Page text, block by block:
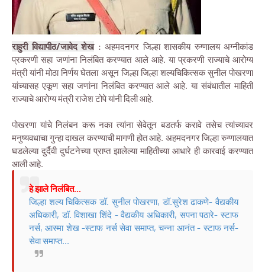
राहुरी विद्यापीठ/जावेद शेख: अहमदनगर जिल्हा शासकीय रुग्णालय अग्नीकांड
प्रकरणी सहा जणांना निलंबित करण्यात आले आहे. या प्रकरणी राज्याचे आरोग्य
मंत्री यांनी मोठा निर्णय घेतला असून जिल्हा जिल्हा शल्यचिकित्सक सुनील पोखरणा
यांच्यासह एकूण सहा जणांना निलंबित करण्यात आले आहे. या संबंधातील माहिती
राज्याचे आरोग्य मंत्री राजेश टोपे यांनी दिली आहे.
पोखरणा यांचे निलंबन करू नका त्यांना सेवेतून बडतर्फ करावे तसेच त्यांच्यावर
मनुष्यवधाचा गुन्हा दाखल करण्याची मागणी होत आहे. अहमदनगर जिल्हा रुग्णालयात
घडलेल्या दुर्दैवी दुर्घटनेच्या प्राप्त झालेल्या माहितीच्या आधारे ही कारवाई करण्यात
आली आहे.
हे झाले निलंबित...
जिल्हा शल्य चिकित्सक डॉ. सुनील पोखरणा, डॉ.सुरेश ढाकणे- वैद्यकीय
अधिकारी, डॉ. विशाखा शिंदे - वैद्यकीय अधिकारी, सपना पठारे- स्टाफ
नर्स, आस्मा शेख -स्टाफ नर्स सेवा समाप्त, चन्ना आनंत - स्टाफ नर्स-
सेवा समाप्त...